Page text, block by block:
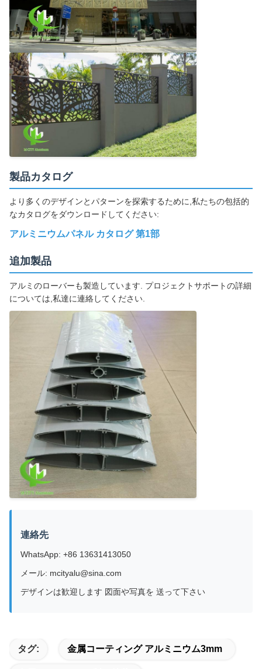
製品カタログ
より多くのデザインとパターンを探索するために,私たちの包括的
なカタログをダウンロードしてください:
アルミニウムパネル カタログ 第1部
追加製品
アルミのローバーも製造しています. プロジェクトサポートの詳細
については,私達に連絡してください.
連絡先
WhatsApp: +86 13631413050
メール: mcityalu@sina.com
デザインは歓迎します 図面や写真を 送って下さい
タグ: 金属コーティング アルミニウム3mm